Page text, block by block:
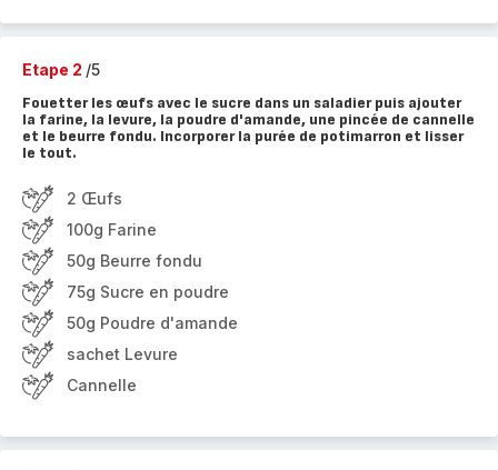
Etape 2 /5
Fouetter les œufs avec le sucre dans un saladier puis ajouter
la farine, la levure, la poudre d'amande, une pincée de cannelle
et le beurre fondu. Incorporer la purée de potimarron et lisser
le tout.
2 Œufs
100g Farine
50g Beurre fondu
75g Sucre en poudre
50g Poudre d'amande
sachet Levure
Cannelle